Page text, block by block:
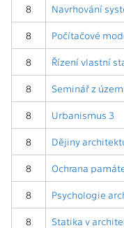
8 Navrhování
8 Počítačové
8 Řízení vlastní
8 Seminář z
8 Urbanismus 3
8 Dějiny
8 Ochrana
8 Psychologie
8 Statika v